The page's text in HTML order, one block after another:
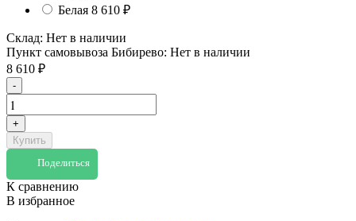
Белая 8 610 ₽
Склад: Нет в наличии
Пункт самовывоза Бибирево: Нет в наличии
8 610 ₽
-
+
Купить
Поделиться
К сравнению
В избранное